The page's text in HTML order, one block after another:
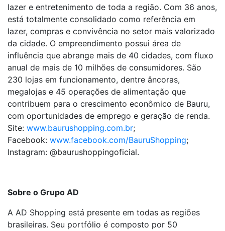
lazer e entretenimento de toda a região. Com 36 anos,
está totalmente consolidado como referência em
lazer, compras e convivência no setor mais valorizado
da cidade. O empreendimento possui área de
influência que abrange mais de 40 cidades, com fluxo
anual de mais de 10 milhões de consumidores. São
230 lojas em funcionamento, dentre âncoras,
megalojas e 45 operações de alimentação que
contribuem para o crescimento econômico de Bauru,
com oportunidades de emprego e geração de renda.
Site: www.baurushopping.com.br;
Facebook: www.facebook.com/BauruShopping;
Instagram: @baurushoppingoficial.
Sobre o Grupo AD
A AD Shopping está presente em todas as regiões
brasileiras. Seu portfólio é composto por 50